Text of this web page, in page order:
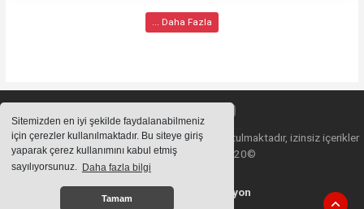
Sitemizden en iyi şekilde faydalanabilmeniz
için çerezler kullanılmaktadır. Bu siteye giriş
yaparak çerez kullanımını kabul etmiş
sayılıyorsunuz. Daha fazla bilgi
Tamam
... Daha Fazla
Sitemizde bulunan içeriklerin tüm hakları saklı tutulmaktadır, izinsiz içerikler
kullanılamaz. Copyright 2020©
Haber Yazılımı:
Web Aksiyon